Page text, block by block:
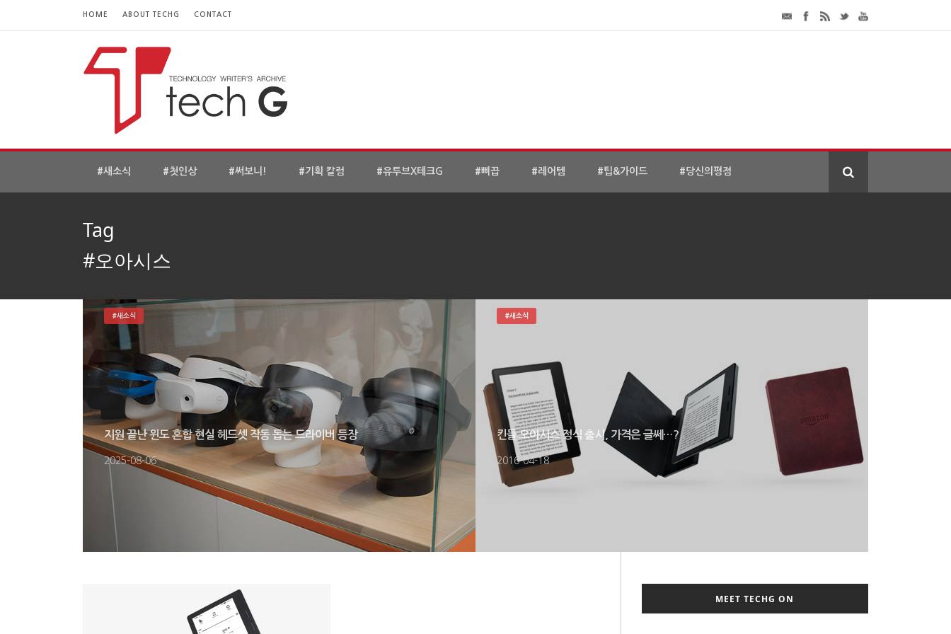
HOME ABOUT TECHG CONTACT
#새소식 #첫인상 #써보니! #기획 칼럼 #유투브X테크G #삐끕 #레어템 #팁&가이드 #당신의평점
Tag
#오아시스
지원 끝난 윈도 혼합 현실 헤드셋 작동 돕는 드라이버 등장
2025-08-06
#새소식
킨들 오아시스 정식 출시, 가격은 글쎄…?
2016-04-18
#새소식
MEET TECHG ON